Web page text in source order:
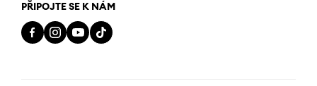
PŘIPOJTE SE K NÁM